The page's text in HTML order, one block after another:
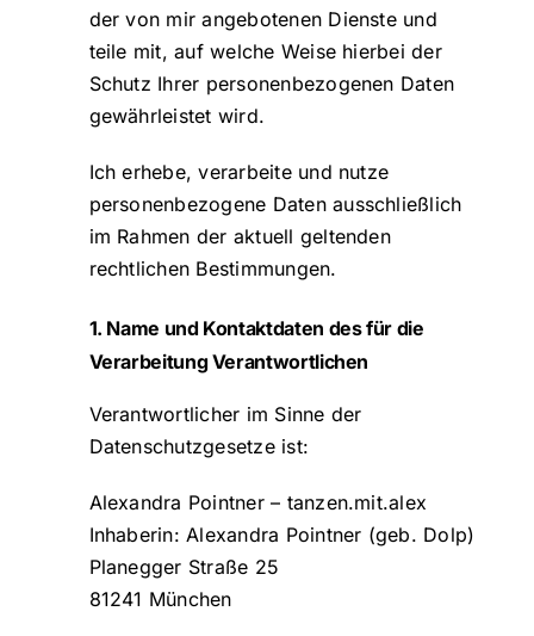
der von mir angebotenen Dienste und
teile mit, auf welche Weise hierbei der
Schutz Ihrer personenbezogenen Daten
gewährleistet wird.
Ich erhebe, verarbeite und nutze
personenbezogene Daten ausschließlich
im Rahmen der aktuell geltenden
rechtlichen Bestimmungen.
1. Name und Kontaktdaten des für die
Verarbeitung Verantwortlichen
Verantwortlicher im Sinne der
Datenschutzgesetze ist:
Alexandra Pointner – tanzen.mit.alex
Inhaberin: Alexandra Pointner (geb. Dolp)
Planegger Straße 25
81241 München